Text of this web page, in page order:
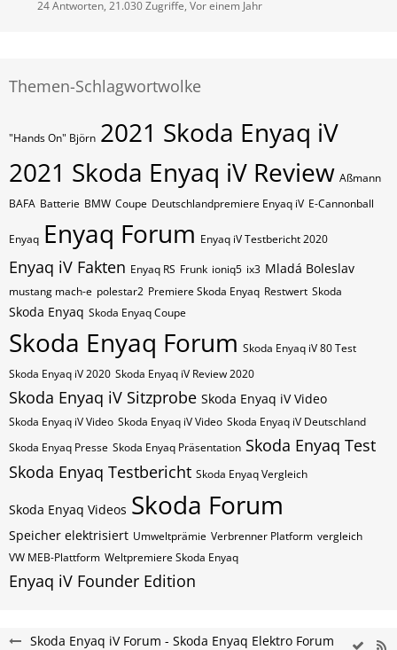
24 Antworten, 21.030 Zugriffe, Vor einem Jahr
Themen-Schlagwortwolke
"Hands On" Björn 2021 Skoda Enyaq iV
2021 Skoda Enyaq iV Review Aßmann
BAFA Batterie BMW Coupe Deutschlandpremiere Enyaq iV E-Cannonball
Enyaq Enyaq Forum Enyaq iV Testbericht 2020
Enyaq iV​ Fakten​​ Enyaq RS Frunk ioniq5 ix3 Mladá Boleslav
mustang mach-e polestar2 Premiere Skoda Enyaq Restwert Skoda
Skoda Enyaq Skoda Enyaq Coupe
Skoda Enyaq Forum Skoda Enyaq iV 80 Test
Skoda Enyaq iV 2020 Skoda Enyaq iV Review 2020​​​
Skoda Enyaq iV Sitzprobe Skoda Enyaq iV Video
Skoda Enyaq iV Video Skoda Enyaq iV Video Skoda Enyaq iV​ Deutschland
Skoda Enyaq Presse Skoda Enyaq Präsentation Skoda Enyaq Test
Skoda Enyaq Testbericht Skoda Enyaq Vergleich
Skoda Enyaq Videos Skoda Forum
Speicher elektrisiert Umweltprämie Verbrenner Platform vergleich
VW MEB-Plattform Weltpremiere Skoda Enyaq
​Enyaq iV​ Founder Edition
Skoda Enyaq iV Forum - Skoda Enyaq Elektro Forum